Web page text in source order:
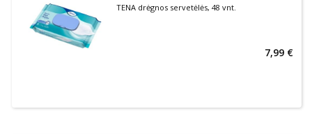
TENA drėgnos servetėlės, 48 vnt.
7,99 €